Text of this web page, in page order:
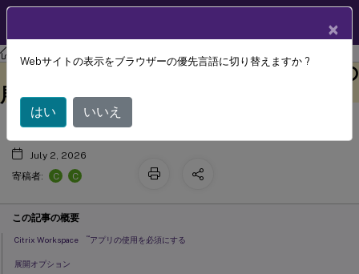
ストアフロント StoreFront 2402
シトリックス ワークスペース アプリの
展開
July 2, 2026
寄稿者:
C C
この記事の概要
Citrix Workspace ™ アプリの使用を必須にする
展開オプション
×
Webサイトの表示をブラウザーの優先言語に切り替えますか ?
はい いいえ